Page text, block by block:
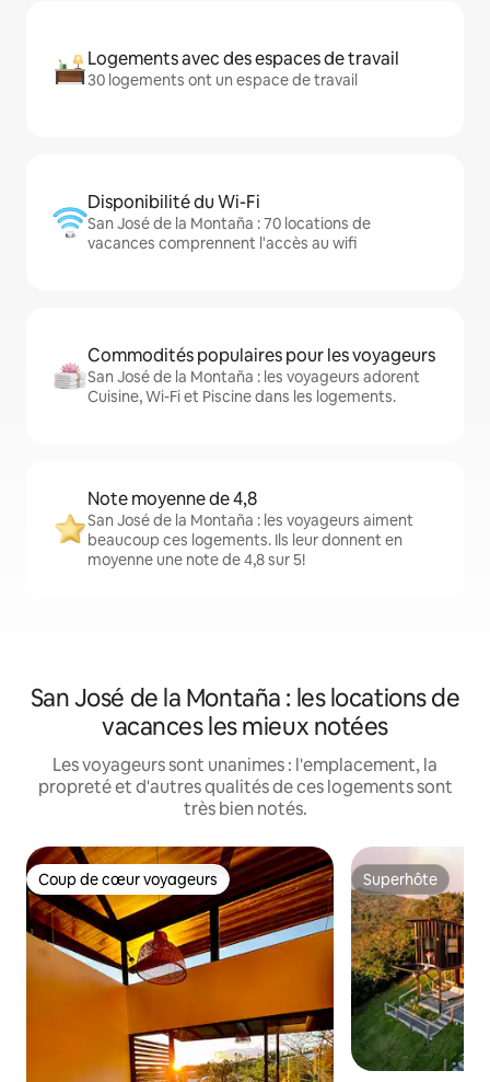
Logements avec des espaces de travail
30 logements ont un espace de travail
Disponibilité du Wi-Fi
San José de la Montaña : 70 locations de
vacances comprennent l'accès au wifi
Commodités populaires pour les voyageurs
San José de la Montaña : les voyageurs adorent
Cuisine, Wi-Fi et Piscine dans les logements.
Note moyenne de 4,8
San José de la Montaña : les voyageurs aiment
beaucoup ces logements. Ils leur donnent en
moyenne une note de 4,8 sur 5!
San José de la Montaña : les locations de
vacances les mieux notées
Les voyageurs sont unanimes : l'emplacement, la
propreté et d'autres qualités de ces logements sont
très bien notés.
Coup de cœur voyageurs
Coup de cœur voyageurs Superhôte
Superhôte